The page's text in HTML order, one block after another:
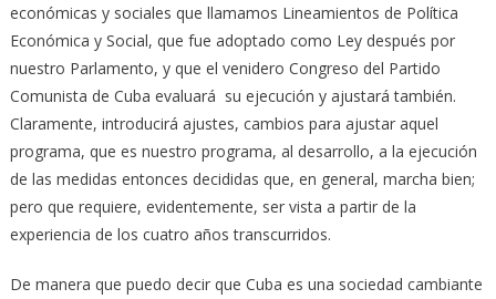
económicas y sociales que llamamos Lineamientos de Política
Económica y Social, que fue adoptado como Ley después por
nuestro Parlamento, y que el venidero Congreso del Partido
Comunista de Cuba evaluará su ejecución y ajustará también.
Claramente, introducirá ajustes, cambios para ajustar aquel
programa, que es nuestro programa, al desarrollo, a la ejecución
de las medidas entonces decididas que, en general, marcha bien;
pero que requiere, evidentemente, ser vista a partir de la
experiencia de los cuatro años transcurridos.
De manera que puedo decir que Cuba es una sociedad cambiante